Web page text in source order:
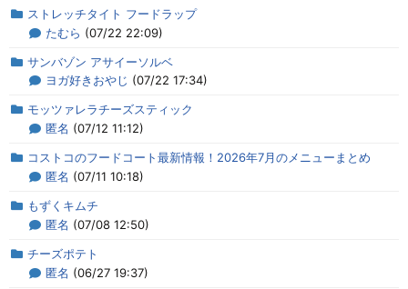
ストレッチタイト フードラップ
たむら (07/22 22:09)
サンバゾン アサイーソルベ
ヨガ好きおやじ (07/22 17:34)
モッツァレラチーズスティック
匿名 (07/12 11:12)
コストコのフードコート最新情報！2026年7月のメニューまとめ
匿名 (07/11 10:18)
もずくキムチ
匿名 (07/08 12:50)
チーズポテト
匿名 (06/27 19:37)